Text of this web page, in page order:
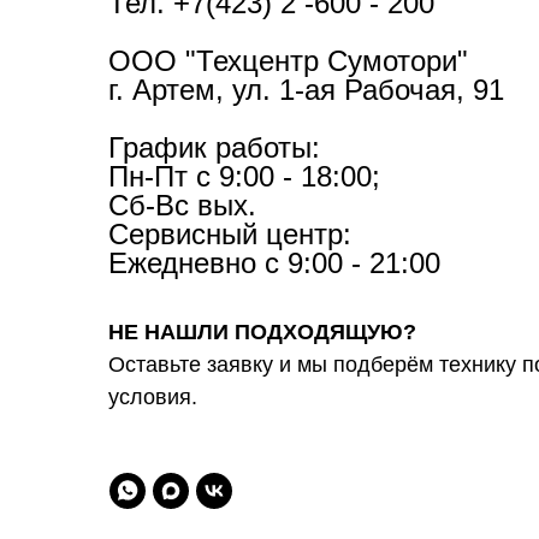
ООО "Техцентр Сумотори"
г. Артем, ул. 1-ая Рабочая, 91
График работы:
Пн-Пт с 9:00 - 18:00;
Сб-Вс вых.
Сервисный центр:
Ежедневно с 9:00 - 21:00
НЕ НАШЛИ ПОДХОДЯЩУЮ?
Оставьте заявку и мы подберём технику
условия.